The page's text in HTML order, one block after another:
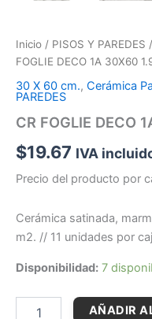
Inicio / PISOS Y PAREDES /
FOGLIE DECO 1A 30X60
30 X 60 cm., Cerámica
PAREDES
CR FOGLIE DECO
$19.67 IVA
Precio del producto por
Cerámica satinada,
m2. // 11 unidades por
Disponibilidad: 7
AÑADIR